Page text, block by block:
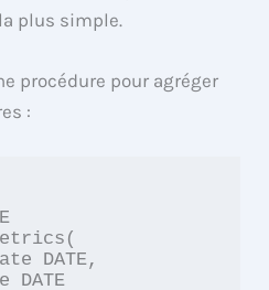
plus simple.
procédure pour agréger
: